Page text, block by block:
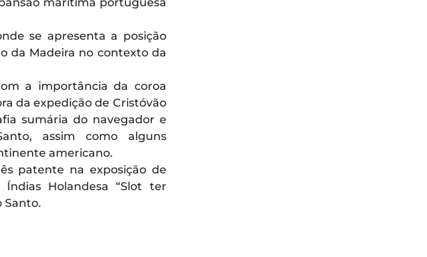
se apresenta a posição
da Madeira no contexto da
a importância da coroa
da expedição de Cristóvão
sumária do navegador e
assim como alguns
americano.
patente na exposição de
Holandesa “Slot ter
Santo.